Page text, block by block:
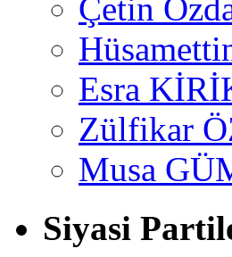
Çetin
Esra
Zülfikar
Musa
Siyasi